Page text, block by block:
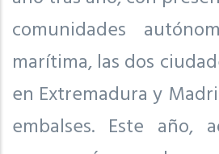
comunidades
marítima, las dos
en Extremadura y
embalses. Este año,